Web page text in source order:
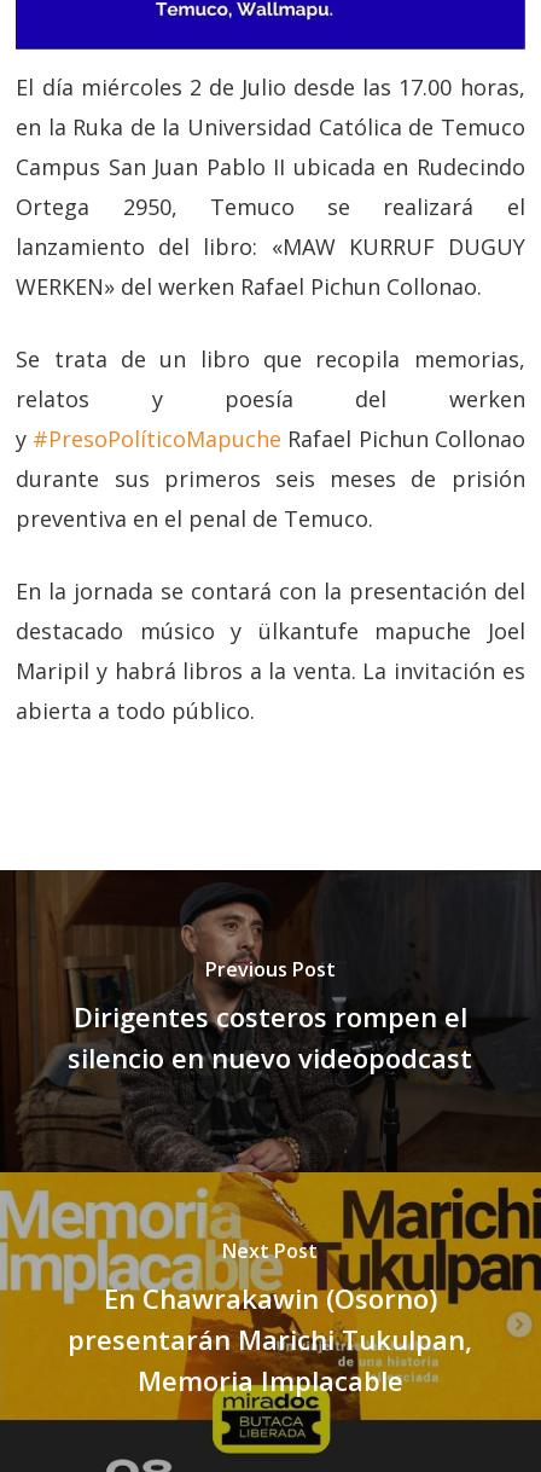
El día miércoles 2 de Julio desde las 17.00 horas,
en la Ruka de la Universidad Católica de Temuco
Campus San Juan Pablo II ubicada en Rudecindo
Ortega 2950, Temuco se realizará el
lanzamiento del libro: «MAW KURRUF DUGUY
WERKEN» del werken Rafael Pichun Collonao.
Se trata de un libro que recopila memorias,
relatos y poesía del werken
y #PresoPolíticoMapuche Rafael Pichun Collonao
durante sus primeros seis meses de prisión
preventiva en el penal de Temuco.
En la jornada se contará con la presentación del
destacado músico y ülkantufe mapuche Joel
Maripil y habrá libros a la venta. La invitación es
abierta a todo público.
Previous Post
Dirigentes costeros rompen el
silencio en nuevo videopodcast
Next Post
En Chawrakawin (Osorno)
presentarán Marichi Tukulpan,
Memoria Implacable